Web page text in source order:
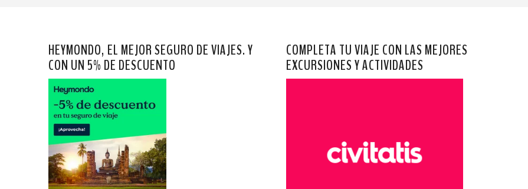
HEYMONDO, EL MEJOR SEGURO DE VIAJES. Y
CON UN 5% DE DESCUENTO
COMPLETA TU VIAJE CON LAS MEJORES
EXCURSIONES Y ACTIVIDADES